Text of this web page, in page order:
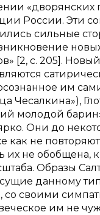
«дворянских
России. Эти
сильные
[2, с. 205].
им
молодой
Они до
как не
их не
Образы
данному
со своими
им не